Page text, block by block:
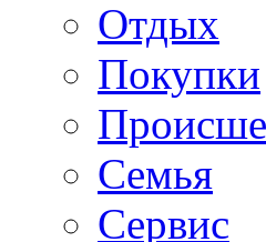
Отдых
Покупки
Семья
Сервис